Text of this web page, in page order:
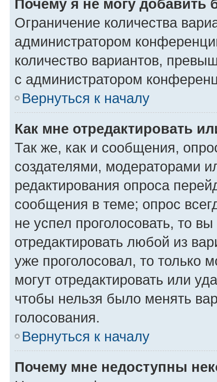
Почему я не могу добавить
Ограничение количества
администратором
количество вариантов,
с администратором
Вернуться к началу
Как мне отредактировать
Так же, как и сообщения,
создателями, модераторами
редактирования опроса
сообщения в теме; опрос
не успел проголосовать, то
отредактировать любой из
уже проголосовал, то только
могут отредактировать или
чтобы нельзя было менять
голосования.
Вернуться к началу
Почему мне недоступны